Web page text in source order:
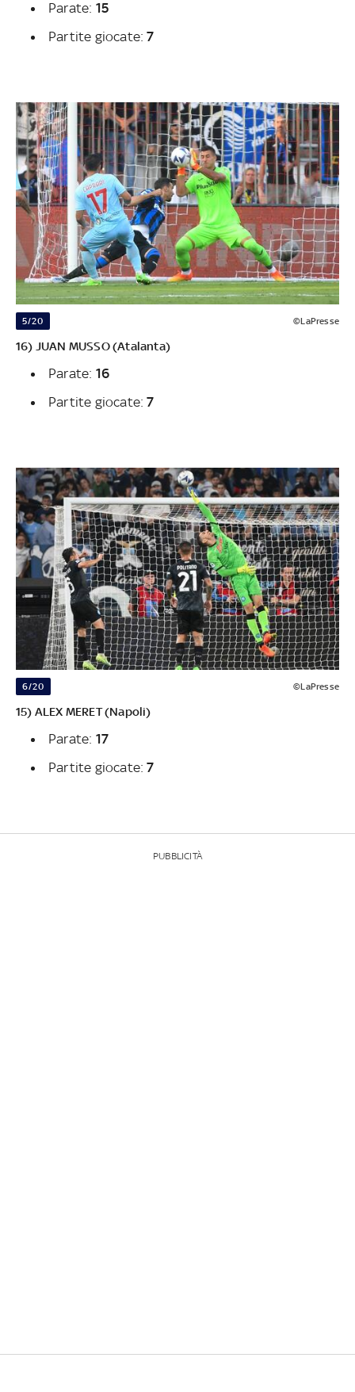
Parate: 15
Partite giocate:7
5/20 ©LaPresse
16) JUAN MUSSO (Atalanta)
Parate: 16
Partite giocate:7
6/20 ©LaPresse
15) ALEX MERET (Napoli)
Parate: 17
Partite giocate:7
PUBBLICITÀ